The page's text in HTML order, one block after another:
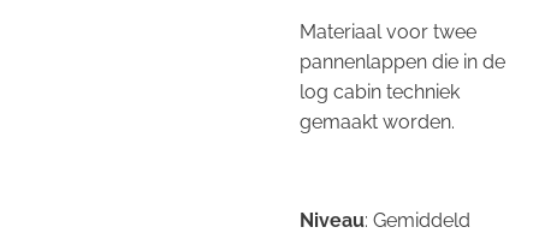
Materiaal voor twee
pannenlappen die in de
log cabin techniek
gemaakt worden.
Niveau: Gemiddeld